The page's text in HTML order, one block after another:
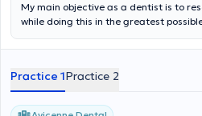
My main objective as a dentist is to
while doing this in the greatest
relationship of trust so that the
it, what needs to be done to resolve it,
prevent it from happening again. Do
questions during your consultation, I
Practice 1Practice 2